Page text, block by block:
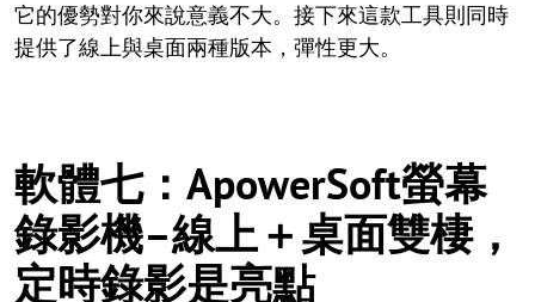
它的優勢對你來說意義不大。接下來這款工具則同時
提供了線上與桌面兩種版本，彈性更大。
軟體七：ApowerSoft螢幕
錄影機–線上＋桌面雙棲，
定時錄影是亮點